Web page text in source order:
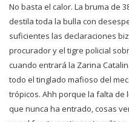
No basta el calor. La bruma de
destila toda la bulla con
suficientes las declaraciones
procurador y el tigre policial
cuando entrará la Zarina
todo el tinglado mafioso del
trópicos. Ahh porque la falta de
que nunca ha entrado, cosas